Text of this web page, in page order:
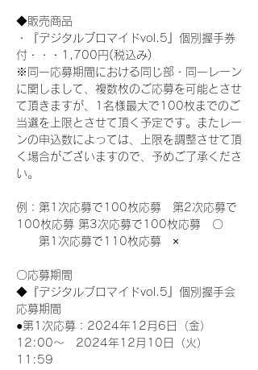
◆販売商品
・『デジタルブロマイドvol.5』個別握手券
付・・・1,700円(税込み)
※同一応募期間における同じ部・同一レーン
に関しまして、複数枚のご応募を可能とさせ
て頂きますが、1名様最大で100枚までのご
当選を上限とさせて頂く予定です。またレー
ンの申込数によっては、上限を調整させて頂
く場合がございますので、予めご了承くださ
い。
例：第1次応募で100枚応募　第2次応募で
100枚応募 第3次応募で100枚応募　〇
第1次応募で110枚応募　×
〇応募期間
◆『デジタルブロマイドvol.5』個別握手会
応募期間
●第1次応募：2024年12月6日（金）
12:00～　2024年12月10日（火）
11:59